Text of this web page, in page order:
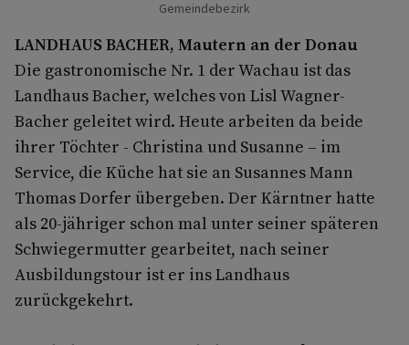
Gemeindebezirk
LANDHAUS BACHER, Mautern an der Donau
Die gastronomische Nr. 1 der Wachau ist das
Landhaus Bacher, welches von Lisl Wagner-
Bacher geleitet wird. Heute arbeiten da beide
ihrer Töchter - Christina und Susanne – im
Service, die Küche hat sie an Susannes Mann
Thomas Dorfer übergeben. Der Kärntner hatte
als 20-jähriger schon mal unter seiner späteren
Schwiegermutter gearbeitet, nach seiner
Ausbildungstour ist er ins Landhaus
zurückgekehrt.